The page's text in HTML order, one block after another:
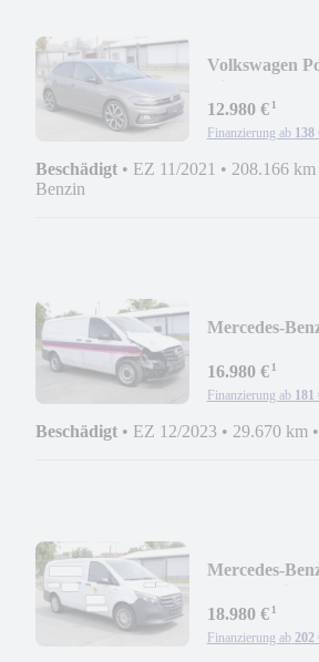
Volkswagen
12.980 €¹
Finanzierung ab 138
Beschädigt • EZ 11/2021 • 208.166 km
Benzin
Mercedes-
16.980 €¹
Finanzierung ab 181
Beschädigt • EZ 12/2023 • 29.670 km •
Mercedes-
18.980 €¹
Finanzierung ab 202